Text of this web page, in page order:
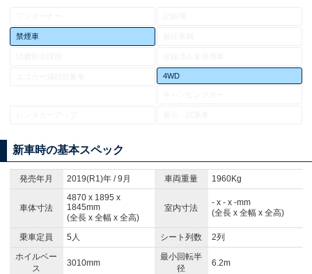
禁煙車
4WD
新車時の基本スペック
発売年月 2019(R1)年 / 9月 車両重量 1960Kg
車体寸法
4870 x 1895 x
1845mm
(全長 x 全幅 x 全高)
室内寸法
- x - x -mm
(全長 x 全幅 x 全高)
乗車定員 5人 シート列数
2列
ホイルベー
ス
3010mm
最小回転半
径
6.2m